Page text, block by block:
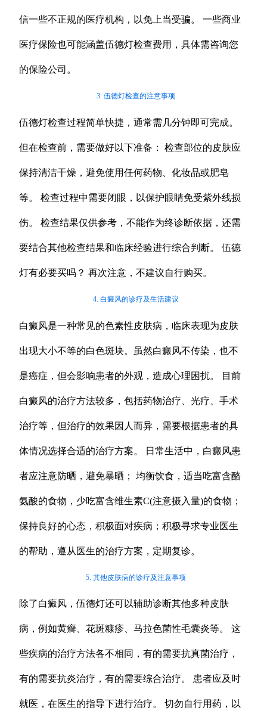
信一些不正规的医疗机构，以免上当受骗。 一些商业
医疗保险也可能涵盖伍德灯检查费用，具体需咨询您
的保险公司。
3. 伍德灯检查的注意事项
伍德灯检查过程简单快捷，通常需几分钟即可完成。
但在检查前，需要做好以下准备： 检查部位的皮肤应
保持清洁干燥，避免使用任何药物、化妆品或肥皂
等。 检查过程中需要闭眼，以保护眼睛免受紫外线损
伤。 检查结果仅供参考，不能作为终诊断依据，还需
要结合其他检查结果和临床经验进行综合判断。 伍德
灯有必要买吗？ 再次注意，不建议自行购买。
4. 白癜风的诊疗及生活建议
白癜风是一种常见的色素性皮肤病，临床表现为皮肤
出现大小不等的白色斑块。虽然白癜风不传染，也不
是癌症，但会影响患者的外观，造成心理困扰。 目前
白癜风的治疗方法较多，包括药物治疗、光疗、手术
治疗等，但治疗的效果因人而异，需要根据患者的具
体情况选择合适的治疗方案。 日常生活中，白癜风患
者应注意防晒，避免暴晒； 均衡饮食，适当吃富含酪
氨酸的食物，少吃富含维生素C(注意摄入量)的食物；
保持良好的心态，积极面对疾病；积极寻求专业医生
的帮助，遵从医生的治疗方案，定期复诊。
5. 其他皮肤病的诊疗及注意事项
除了白癜风，伍德灯还可以辅助诊断其他多种皮肤
病，例如黄癣、花斑糠疹、马拉色菌性毛囊炎等。 这
些疾病的治疗方法各不相同，有的需要抗真菌治疗，
有的需要抗炎治疗，有的需要综合治疗。 患者应及时
就医，在医生的指导下进行治疗。 切勿自行用药，以